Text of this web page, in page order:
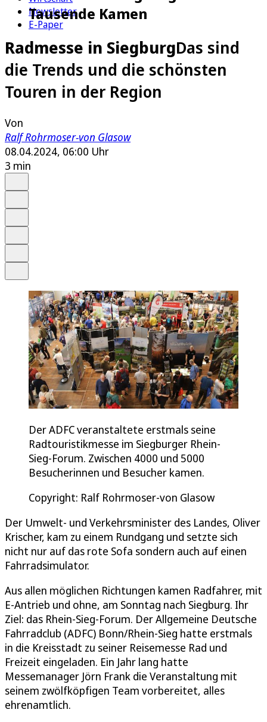
Newsletter
E-Paper
Tausende Kamen
Radmesse in SiegburgDas sind
die Trends und die schönsten
Touren in der Region
Von
Ralf Rohrmoser-von Glasow
08.04.2024, 06:00 Uhr
3 min
Der ADFC veranstaltete erstmals seine
Radtouristikmesse im Siegburger Rhein-
Sieg-Forum. Zwischen 4000 und 5000
Besucherinnen und Besucher kamen.
Copyright: Ralf Rohrmoser-von Glasow
Der Umwelt- und Verkehrsminister des Landes, Oliver
Krischer, kam zu einem Rundgang und setzte sich
nicht nur auf das rote Sofa sondern auch auf einen
Fahrradsimulator.
Aus allen möglichen Richtungen kamen Radfahrer, mit
E-Antrieb und ohne, am Sonntag nach Siegburg. Ihr
Ziel: das Rhein-Sieg-Forum. Der Allgemeine Deutsche
Fahrradclub (ADFC) Bonn/Rhein-Sieg hatte erstmals
in die Kreisstadt zu seiner Reisemesse Rad und
Freizeit eingeladen. Ein Jahr lang hatte
Messemanager Jörn Frank die Veranstaltung mit
seinem zwölfköpfigen Team vorbereitet, alles
ehrenamtlich.